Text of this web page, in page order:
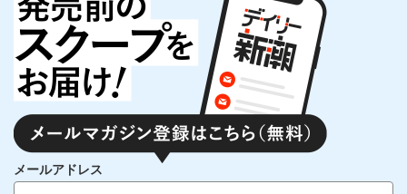
メールアドレス